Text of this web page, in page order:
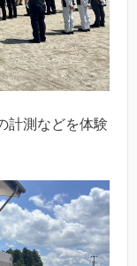
計測などを体験